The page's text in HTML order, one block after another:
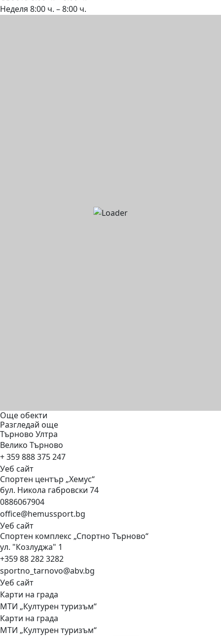
Неделя 8:00 ч. – 8:00 ч.
Още обекти
Разгледай още
Търново Ултра
Велико Търново
+ 359 888 375 247
Уеб сайт
Спортен център „Хемус“
бул. Никола габровски 74
0886067904
office@hemussport.bg
Уеб сайт
Спортен комплекс „Спортно Търново“
ул. "Козлуджа" 1
+359 88 282 3282
sportno_tarnovo@abv.bg
Уеб сайт
Карти на града
МТИ „Културен туризъм“
Карти на града
МТИ „Културен туризъм“